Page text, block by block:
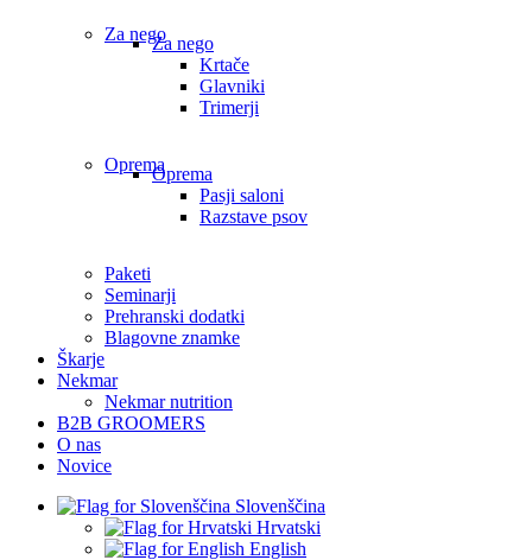
Za negoZa nego
Krtače
Glavniki
Trimerji
OpremaOprema
Pasji saloni
Razstave psov
Paketi
Seminarji
Prehranski dodatki
Blagovne znamke
Škarje
Nekmar
Nekmar nutrition
B2B GROOMERS
O nas
Novice
Slovenščina
Hrvatski
English